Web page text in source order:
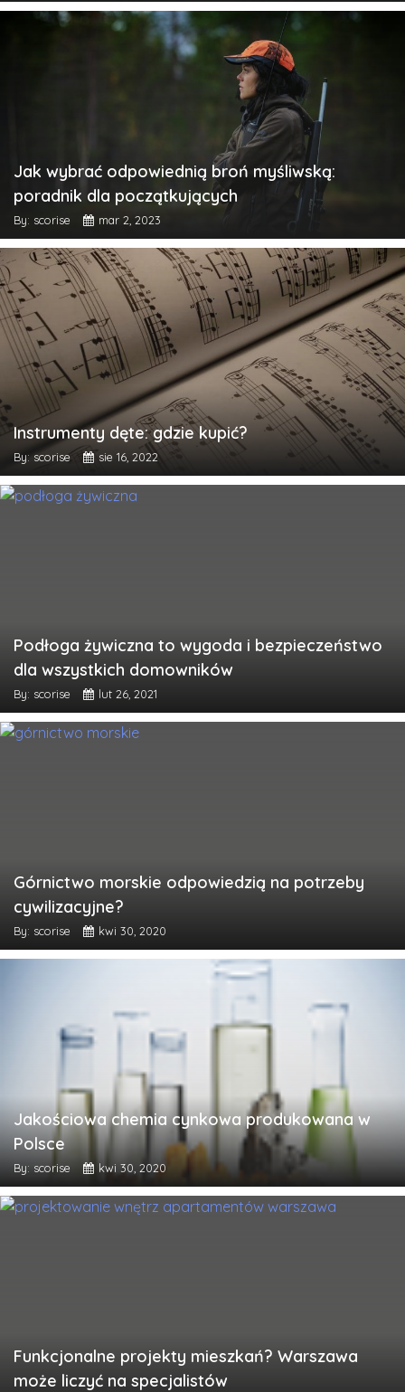
Jak wybrać odpowiednią broń myśliwską:
poradnik dla początkujących
By: scorise mar 2, 2023
Instrumenty dęte: gdzie kupić?
By: scorise sie 16, 2022
Podłoga żywiczna to wygoda i bezpieczeństwo
dla wszystkich domowników
By: scorise lut 26, 2021
Górnictwo morskie odpowiedzią na potrzeby
cywilizacyjne?
By: scorise kwi 30, 2020
Jakościowa chemia cynkowa produkowana w
Polsce
By: scorise kwi 30, 2020
Funkcjonalne projekty mieszkań? Warszawa
może liczyć na specjalistów